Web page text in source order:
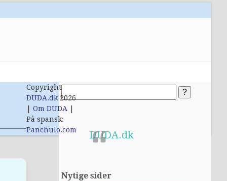
DUDA.dk
Nytige sider
Copyright
DUDA.dk 2026
Om DUDA
På spansk:
Panchulo.com